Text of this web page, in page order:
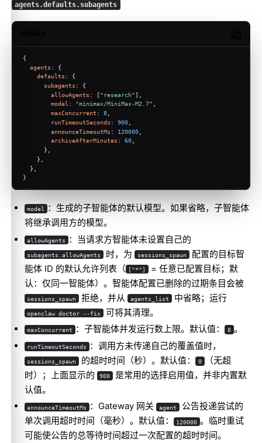
agents.defaults.subagents
{
agents : {
defaults : {
subagents : {
allowAgents : ["research"],
model : "minimax/MiniMax-M2.7" ,
maxConcurrent : 8
runTimeoutSeconds : 900
announceTimeoutMs : 120000
archiveAfterMinutes : 60
      },
    },
  },
}
model
：生成的子智能体的默认模型。如果省略，子智能体
将继承调用方的模型。
allowAgents ：当请求方智能体未设置自己的
subagents.allowAgents 时，为 sessions_spawn 配置的目标智
能体 ID 的默认允许列表（ ["*"]
= 任意已配置目标；默
认：仅同一智能体）。智能体配置已删除的过期条目会被
sessions_spawn 拒绝，并从 agents_list 中省略；运行
openclaw doctor --fix 可将其清理。
maxConcurrent ：子智能体并发运行数上限。默认值： 8 。
runTimeoutSeconds ：调用方未传递自己的覆盖值时，
sessions_spawn 的超时时间（秒）。默认值： 0 （无超
时）；上面显示的
900
是常用的选择启用值，并非内置默
认值。
announceTimeoutMs ：Gateway 网关 agent 公告投递尝试的
单次调用超时时间（毫秒）。默认值：
120000 。临时重试
可能使公告的总等待时间超过一次配置的超时时间。